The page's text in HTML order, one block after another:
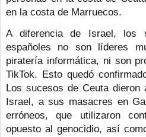
en la costa de Marruecos.
A diferencia de Israel, los
españoles no son líderes
piratería informática, ni son
TikTok. Esto quedó
Los sucesos de Ceuta
Israel, a sus masacres en
erróneos, que utilizaron
opuesto al genocidio, así